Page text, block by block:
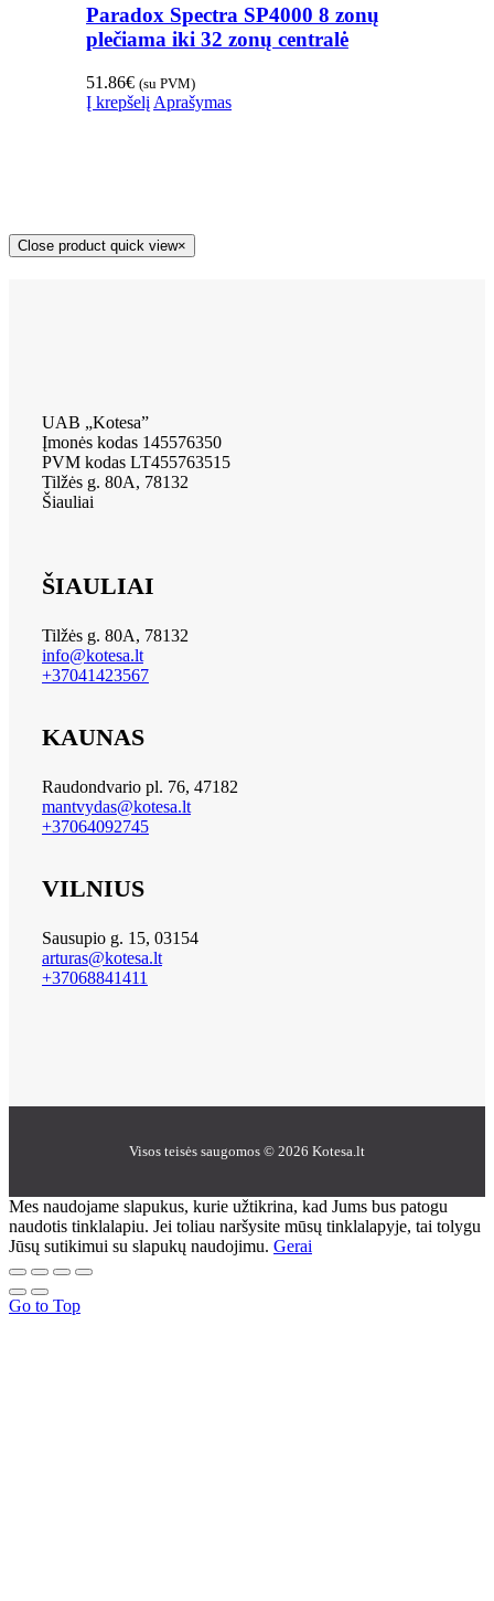
Paradox Spectra SP4000 8 zonų
plečiama iki 32 zonų centralė
51.86€ (su PVM)
Į krepšelį Aprašymas
Close product quick view×
UAB „Kotesa”
Įmonės kodas 145576350
PVM kodas LT455763515
Tilžės g. 80A, 78132
Šiauliai
ŠIAULIAI
Tilžės g. 80A, 78132
info@kotesa.lt
+37041423567
KAUNAS
Raudondvario pl. 76, 47182
mantvydas@kotesa.lt
+37064092745
VILNIUS
Sausupio g. 15, 03154
arturas@kotesa.lt
+37068841411
Visos teisės saugomos © 2026 Kotesa.lt
Mes naudojame slapukus, kurie užtikrina, kad Jums bus patogu
naudotis tinklalapiu. Jei toliau naršysite mūsų tinklalapyje, tai tolygu
Jūsų sutikimui su slapukų naudojimu. Gerai
Go to Top